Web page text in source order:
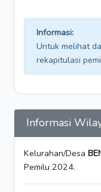
Informasi:
Untuk melihat
rekapitulasi
Informasi
Kelurahan/Desa
Pemilu 2024.